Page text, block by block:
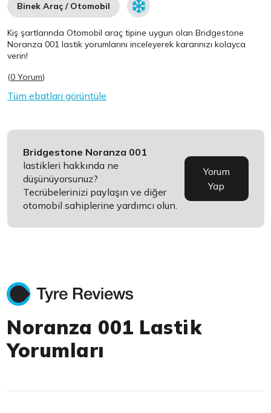
Binek Araç / Otomobil
Kış şartlarında Otomobil araç tipine uygun olanBridgestone
Noranza 001 lastik yorumlarını inceleyerek kararınızı kolayca
verin!
(0 Yorum)
Tüm ebatları görüntüle
Bridgestone Noranza 001
lastikleri hakkında ne
düşünüyorsunuz?
Tecrübelerinizi paylaşın ve diğer
otomobil sahiplerine yardımcı olun.
Yorum
Yap
Noranza 001 Lastik
Yorumları